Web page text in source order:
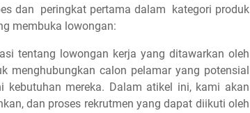
dan peringkat pertama dalam kategori produk
membuka lowongan:
tentang lowongan kerja yang ditawarkan oleh
menghubungkan calon pelamar yang potensial
kebutuhan mereka. Dalam atikel ini, kami akan
dan proses rekrutmen yang dapat diikuti oleh